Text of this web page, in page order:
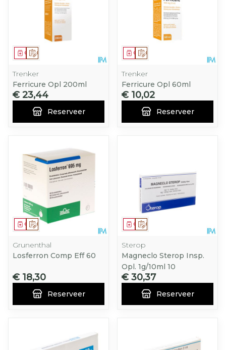
Op voorschrift
Geneesmiddel
Trenker
Ferricure Opl 200ml
€ 23,44
Reserveer
Op voorschrift
Geneesmiddel
Trenker
Ferricure Opl 60ml
€ 10,02
Reserveer
Op voorschrift
Geneesmiddel
Grunenthal
Losferron Comp Eff 60
€ 18,30
Reserveer
Op voorschrift
Geneesmiddel
Sterop
Magneclo Sterop Insp.
Opl. 1g/10ml 10
€ 30,37
Reserveer